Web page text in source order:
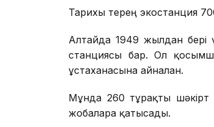
Тарихы терең экостанция
Алтайда 1949 жылдан бері
станциясы бар. Ол қосымша
ұстаханасына айналған.
Мұнда 260 тұрақты
жобаларға қатысады.